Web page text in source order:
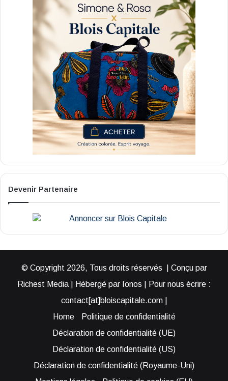
Devenir Partenaire
© Copyright 2026, Tous droits réservés | Conçu par
Richest Media | Hébergé par Ionos | Pour nous écrire :
contact[at]bloiscapitale.com |
Home
Politique de confidentialité
Déclaration de confidentialité (UE)
Déclaration de confidentialité (US)
Déclaration de confidentialité (Royaume-Uni)